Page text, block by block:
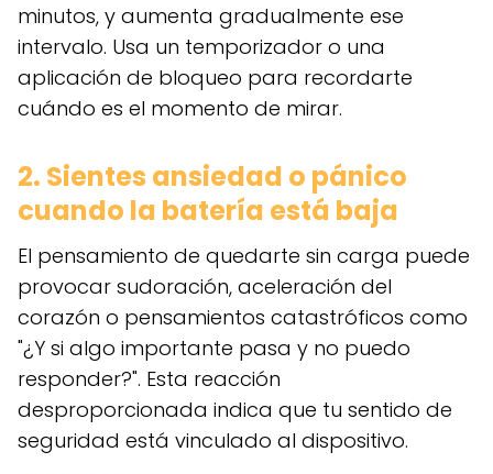
minutos, y aumenta gradualmente ese
intervalo. Usa un temporizador o una
aplicación de bloqueo para recordarte
cuándo es el momento de mirar.
2. Sientes ansiedad o pánico
cuando la batería está baja
El pensamiento de quedarte sin carga puede
provocar sudoración, aceleración del
corazón o pensamientos catastróficos como
"¿Y si algo importante pasa y no puedo
responder?". Esta reacción
desproporcionada indica que tu sentido de
seguridad está vinculado al dispositivo.